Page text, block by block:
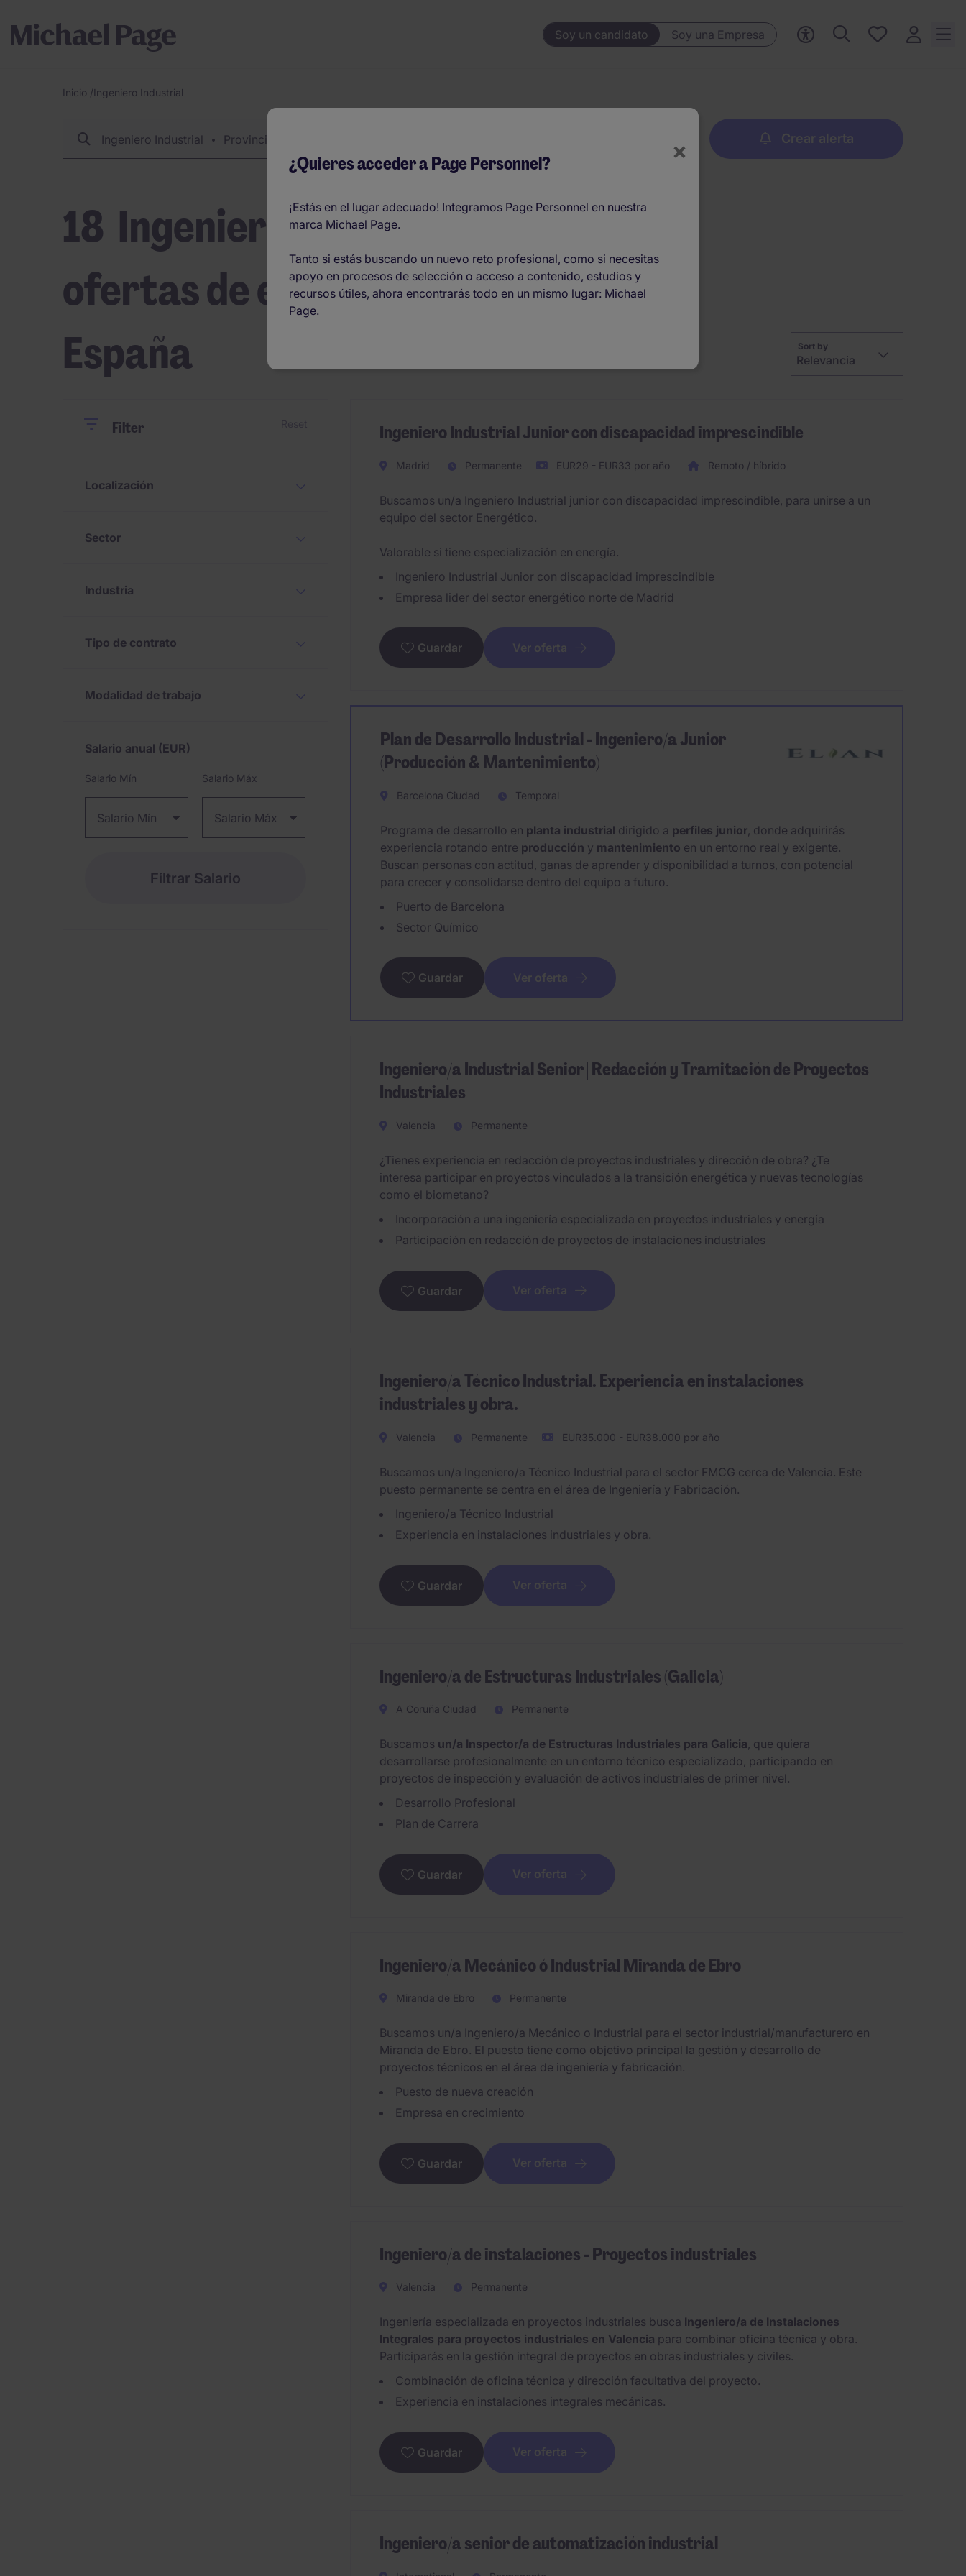
Soy un candidato Soy una Empresa
Ofertas
Breadcrumb
Inicio /Ingeniero Industrial
Ingeniero Industrial Provincia, Código Postal O Ciudad Crear alerta
18 Ingeniero Industrial
ofertas de empleo en
España
Sort by
Relevancia
CloseFilter
Localización
Sector
Industria
Tipo de contrato
Modalidad de trabajo
Salario anual (EUR)
Salario Mín Salario Máx
Ingeniero Industrial Junior con discapacidad imprescindible
Madrid Permanente EUR29 - EUR33 por año Remoto / híbrido
Buscamos un/a Ingeniero Industrial junior con discapacidad imprescindible, para unirse a un
equipo del sector Energético.
Valorable si tiene especialización en energía.
Ingeniero Industrial Junior con discapacidad imprescindible
Empresa lider del sector energético norte de Madrid
Guardar Ver oferta
Plan de Desarrollo Industrial - Ingeniero/a Junior
(Producción & Mantenimiento)
Barcelona Ciudad Temporal
Programa de desarrollo en planta industrial dirigido a perfiles junior , donde adquirirás
experiencia rotando entre producción y mantenimiento en un entorno real y exigente.
Buscan personas con actitud, ganas de aprender y disponibilidad a turnos, con potencial
para crecer y consolidarse dentro del equipo a futuro.
Puerto de Barcelona
Sector Químico
Guardar Ver oferta
Ingeniero/a Industrial Senior | Redacción y Tramitación de Proyectos
Industriales
Valencia Permanente
¿Tienes experiencia en redacción de proyectos industriales y dirección de obra? ¿Te
interesa participar en proyectos vinculados a la transición energética y nuevas tecnologías
como el biometano?
Incorporación a una ingeniería especializada en proyectos industriales y energía
Participación en redacción de proyectos de instalaciones industriales
Guardar Ver oferta
Ingeniero/a Técnico Industrial. Experiencia en instalaciones
industriales y obra.
Valencia Permanente EUR35.000 - EUR38.000 por año
Buscamos un/a Ingeniero/a Técnico Industrial para el sector FMCG cerca de Valencia. Este
puesto permanente se centra en el área de Ingeniería y Fabricación.
Ingeniero/a Técnico Industrial
Experiencia en instalaciones industriales y obra.
Guardar Ver oferta
Ingeniero/a de Estructuras Industriales (Galicia)
A Coruña Ciudad Permanente
Buscamos un/a Inspector/a de Estructuras Industriales para Galicia, que quiera
desarrollarse profesionalmente en un entorno técnico especializado, participando en
proyectos de inspección y evaluación de activos industriales de primer nivel.
Desarrollo Profesional
Plan de Carrera
Guardar Ver oferta
Ingeniero/a Mecánico ó Industrial Miranda de Ebro
Miranda de Ebro Permanente
Buscamos un/a Ingeniero/a Mecánico o Industrial para el sector industrial/manufacturero en
Miranda de Ebro. El puesto tiene como objetivo principal la gestión y desarrollo de
proyectos técnicos en el área de ingeniería y fabricación.
Puesto de nueva creación
Empresa en crecimiento
Guardar Ver oferta
Ingeniero/a de instalaciones - Proyectos industriales
Valencia Permanente
Ingeniería especializada en proyectos industriales busca Ingeniero/a de Instalaciones
Integrales para proyectos industriales en Valencia para combinar oficina técnica y obra.
Participarás en la gestión integral de proyectos en obras industriales y civiles.
Combinación de oficina técnica y dirección facultativa del proyecto.
Experiencia en instalaciones integrales mecánicas.
Guardar Ver oferta
Ingeniero/a senior de automatización industrial
×
¿Quieres acceder a Page Personnel?
¡Estás en el lugar adecuado! Integramos Page Personnel en nuestra
marca Michael Page.
Tanto si estás buscando un nuevo reto profesional, como si necesitas
apoyo en procesos de selección o acceso a contenido, estudios y
recursos útiles, ahora encontrarás todo en un mismo lugar: Michael
Page.